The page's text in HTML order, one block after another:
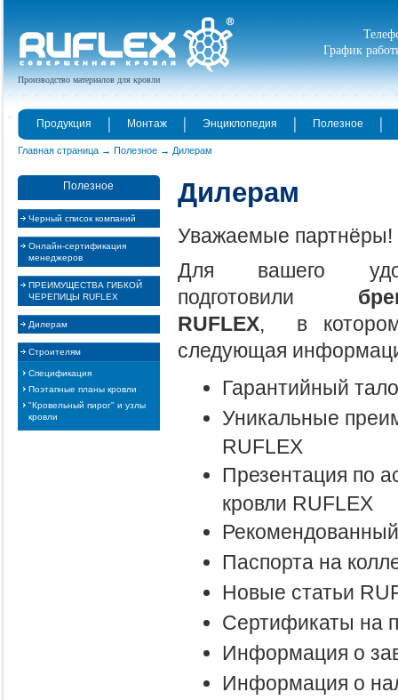
Производство материалов для кровли
График
Продукция Монтаж Энциклопедия Полезное
Главная страница Полезное Дилерам
Дилерам
Уважаемые партнёры!
Для вашего
подготовили
RUFLEX, в котором
следующая
Гарантийный
Уникальные
RUFLEX
Презентация по
кровли RUFLEX
Паспорта на
Новые статьи
Сертификаты на
Информация о
Информация о
Полезное
Черный список компаний
Онлайн-сертификация
менеджеров
ПРЕИМУЩЕСТВА ГИБКОЙ
ЧЕРЕПИЦЫ RUFLEX
Дилерам
Строителям
Спецификация
Поэтапные планы кровли
"Кровельный пирог" и узлы
кровли